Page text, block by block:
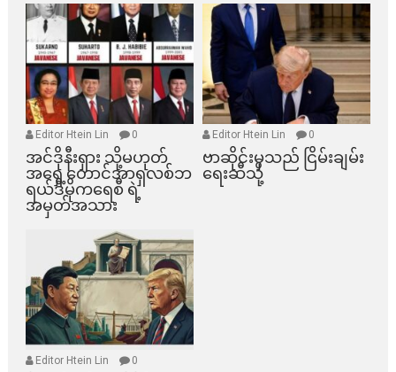
Editor Htein Lin 0
အင်ဒိုနီးရှား သို့မဟုတ်
အရှေ့တောင်အာရှလစ်ဘ
ရယ်ဒီမိုကရေစီ ရဲ့
အမှတ်အသား
Editor Htein Lin 0
ဗာဆိုင်းမှသည် ငြိမ်းချမ်း
ရေးဆီသို့
Editor Htein Lin 0